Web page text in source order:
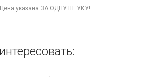
Цена указана ЗА ОДНУ ШТУКУ!